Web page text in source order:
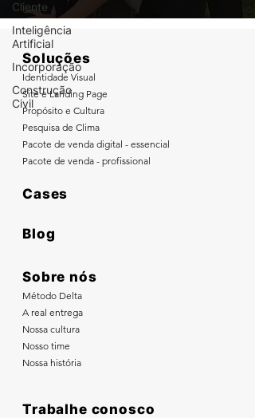
Cliente
Inteligência
Artificial
Incorporação
Construção
Civil
Soluções
Identidade Visual
Site e Landing Page
Propósito e Cultura
Pesquisa de Clima
Pacote de venda digital - essencial
Pacote de venda - profissional
Cases
Blog
Sobre nós
Método Delta
A real entrega
Nossa cultura
Nosso time
Nossa história
Trabalhe conosco